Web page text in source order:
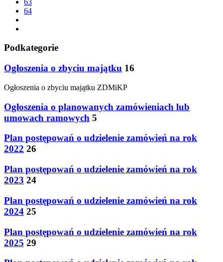
64
Podkategorie
Ogłoszenia o zbyciu majątku 16
Ogłoszenia o zbyciu majątku ZDMiKP
Ogłoszenia o planowanych zamówieniach lub
umowach ramowych 5
Plan postępowań o udzielenie zamówień na rok
2022 26
Plan postępowań o udzielenie zamówień na rok
2023 24
Plan postępowań o udzielenie zamówień na rok
2024 25
Plan postępowań o udzielenie zamówień na rok
2025 29